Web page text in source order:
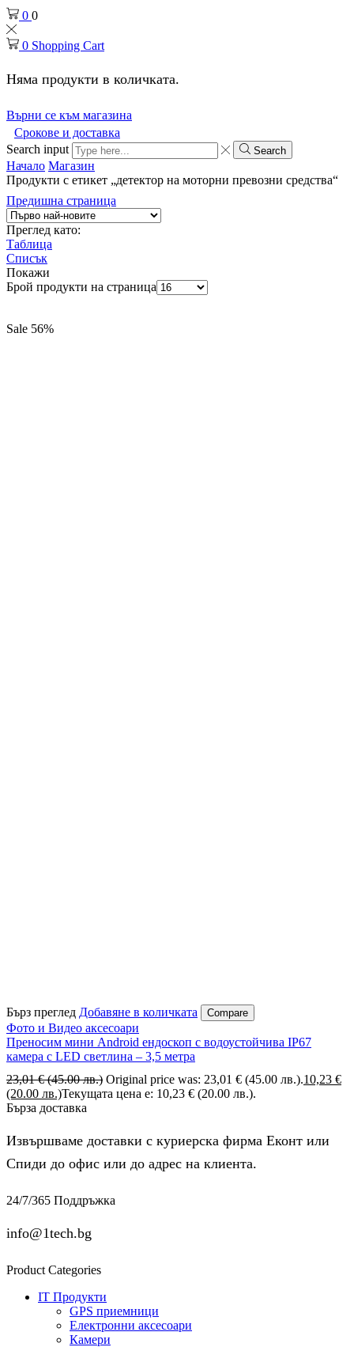
0 0
0 Shopping Cart
Няма продукти в количката.
Върни се към магазина
Срокове и доставка
Search input
Search
Начало Магазин
Продукти с етикет „детектор на моторни превозни средства“
Предишна страница
Преглед като:
Таблица
Списък
Покажи
Брой продукти на страница
Sale 56%
Бърз преглед Добавяне в количката Compare
Фото и Видео аксесоари
Преносим мини Android ендоскоп с водоустойчива IP67
ĸaмepa c LЕD cвeтлинa – 3,5 мeтpa
23,01€ (45.00 лв.) Original price was: 23,01 € (45.00 лв.).10,23 €
(20.00 лв.)Текущата цена е: 10,23 € (20.00 лв.).
Бърза доставка
Извършваме доставки с куриерска фирма Еконт или
Спиди до офис или до адрес на клиента.
24/7/365 Поддръжка
info@1tech.bg
Product Categories
IT Продукти
GPS приемници
Електронни аксесоари
Камери